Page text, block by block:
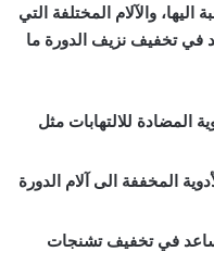
والآلام المختلفة التي
في تخفيف نزيف الدورة ما
المضادة للالتهابات مثل
المخففة الى آلام الدورة
في تخفيف تشنجات